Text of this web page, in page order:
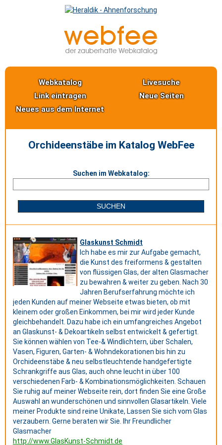
Webkatalog
Livesuche
Link eintragen
Neue Seiten
Neues aus dem Internet
Orchideenstäbe im Katalog WebFee
Suchen im Webkatalog:
Glaskunst Schmidt
Ich habe es mir zur Aufgabe gemacht,
die Kunst des freiformens & gestalten
von flüssigen Glas, der alten Glasmacher
zu bewahren & weiter zu geben. Nach 30
Jahren Berufserfahrung möchte ich
jeden Kunden auf meiner Webseite etwas bieten, ob mit
kleinem oder großen Einkommen, bei mir wird jeder Kunde
gleichbehandelt. Dazu habe ich ein umfangreiches Angebot
an Glaskunst- & Dekoartikeln selbst entwickelt & gefertigt.
Sie können wählen von Tee-& Windlichtern, über Schalen,
Vasen, Figuren, Garten- & Wohndekorationen bis hin zu
Orchideenstäbe & neu selbstleuchtende handgefertigte
Schrankgriffe aus Glas, auch ohne leucht in über 100
verschiedenen Farb- & Kombinationsmöglichkeiten. Schauen
Sie ruhig auf meiner Webseite rein, dort finden Sie eine Große
Auswahl an wunderschönen und sinnvollen Glasartikeln. Viele
meiner Produkte sind reine Unikate, Lassen Sie sich vom Glas
verzaubern. Gerne beraten wir Sie. Ihr Freundlicher
Glasmacher
http://www.GlasKunst-Schmidt.de